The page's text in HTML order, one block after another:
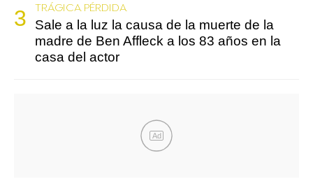
TRÁGICA PÉRDIDA
Sale a la luz la causa de la muerte de la
madre de Ben Affleck a los 83 años en la
casa del actor
Ad